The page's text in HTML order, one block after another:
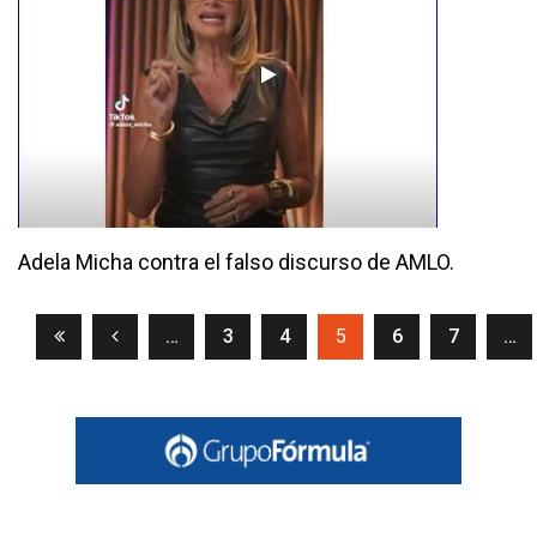
Adela Micha contra el falso discurso de AMLO.
… 3 4 5(current)
6 7 …